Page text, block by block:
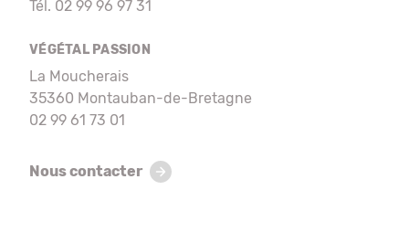
Tél. 02 99 96 97 31
VÉGÉTAL PASSION
La Moucherais
35360 Montauban-de-Bretagne
02 99 61 73 01
Nous contacter